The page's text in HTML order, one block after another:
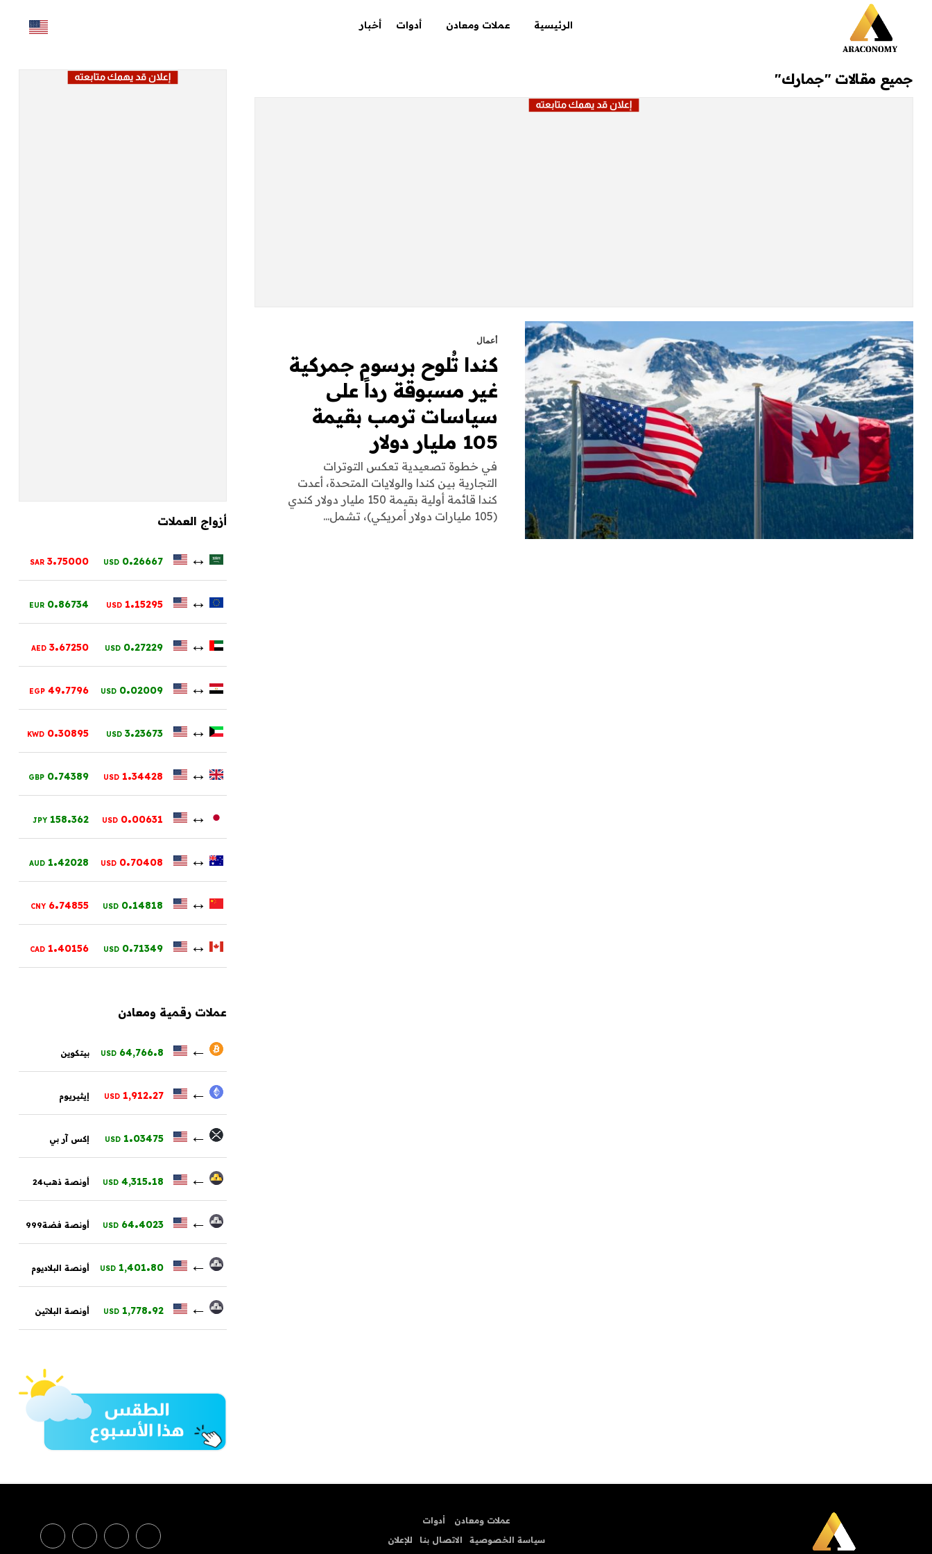
الرئيسية عملات ومعادن أدوات أخبار
جميع مقالات "جمارك"
أعمال
كندا تُلوح برسوم جمركية
غير مسبوقة رداً على
سياسات ترمب بقيمة
105 مليار دولار
في خطوة تصعيدية تعكس التوترات
التجارية بين كندا والولايات المتحدة، أعدت
كندا قائمة أولية بقيمة 150 مليار دولار كندي
(105 مليارات دولار أمريكي)، تشمل...
أزواج العملات
↔
0.26667
USD
3.75000
SAR
↔
1.15295
USD
0.86734
EUR
↔
0.27229
USD
3.67250
AED
↔
0.02009
USD
49.7796
EGP
↔
3.23673
USD
0.30895
KWD
↔
1.34428
USD
0.74389
GBP
↔
0.00631
USD
158.362
JPY
↔
0.70408
USD
1.42028
AUD
↔
0.14818
USD
6.74855
CNY
↔
0.71349
USD
1.40156
CAD
عملات رقمية ومعادن
←
64,766.8
USD بيتكوين
←
1,912.27
USD إيثيريوم
←
1.03475
USD إكس آر بي
←
4,315.18
USD أونصة ذهب24
←
64.4023
USD أونصة فضة999
←
1,401.80
USD أونصة البلاديوم
←
1,778.92
USD أونصة البلاتين
عملات ومعادن
أدوات
سياسة الخصوصية
الاتصال بنا للإعلان